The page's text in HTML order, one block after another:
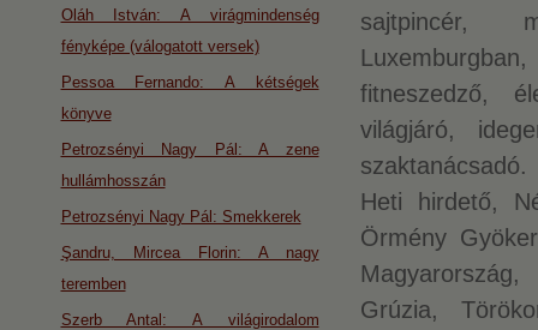
sajtpincér,
fitneszedző,
világjáró,
Heti hirdető,
Örmény
Grúzia,
Oláh István: A virágmindenség
fényképe (válogatott versek)
Pessoa Fernando: A kétségek
könyve
Petrozsényi Nagy Pál: A zene
hullámhosszán
Petrozsényi Nagy Pál: Smekkerek
Şandru, Mircea Florin: A nagy
teremben
Szerb Antal: A világirodalom